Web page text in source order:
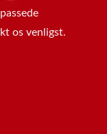
os venligst.